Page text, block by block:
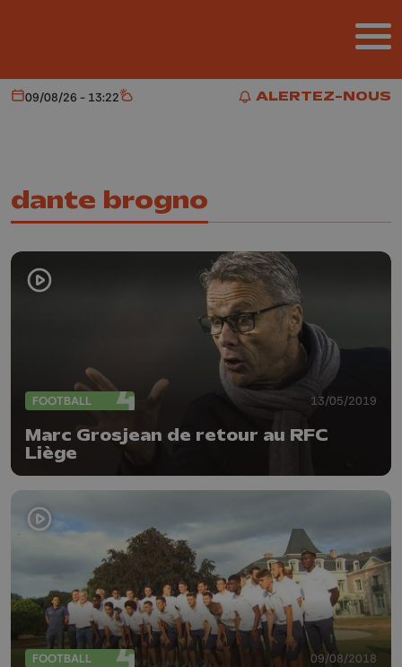
ALERTEZ-NOUS
ALERTEZ-NOUS
Aujourd'hui
09/08/26 - 13:22 Météo
dante brogno
FOOTBALL 13/05/2019
Marc Grosjean de retour au RFC
Liège
FOOTBALL 09/08/2018